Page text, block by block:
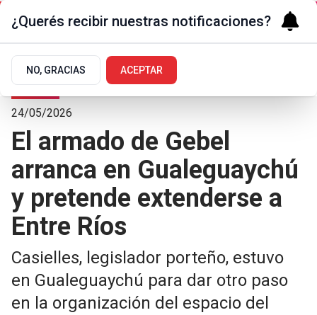
Polí­tica
24/05/2026
El armado de Gebel
arranca en Gualeguaychú
y pretende extenderse a
Entre Ríos
Casielles, legislador porteño, estuvo
en Gualeguaychú para dar otro paso
en la organización del espacio del
¿Querés recibir nuestras notificaciones?
NO, GRACIAS ACEPTAR